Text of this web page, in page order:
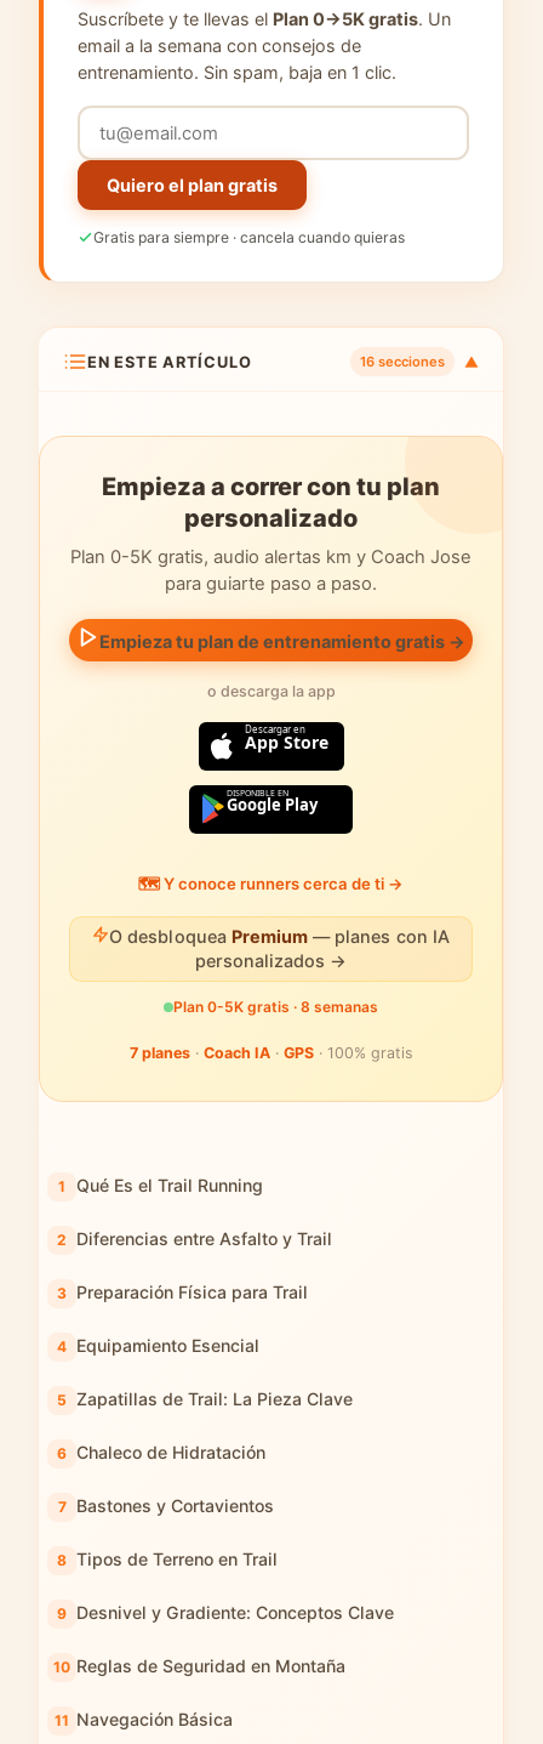
Suscríbete y te llevas el Plan 0→5K gratis. Un
email a la semana con consejos de
entrenamiento. Sin spam, baja en 1 clic.
Quiero el plan gratis
Gratis para siempre · cancela cuando quieras
EN ESTE ARTÍCULO 16 secciones ▼
Empieza a correr con tu plan
personalizado
Plan 0-5K gratis, audio alertas km y Coach Jose
para guiarte paso a paso.
Empieza tu plan de entrenamiento gratis →
o descarga la app
Descargar en
App Store
DISPONIBLE EN
Google Play
🗺️ Y conoce runners cerca de ti →
O desbloquea Premium — planes con IA
personalizados →
Plan 0-5K gratis · 8 semanas
7 planes· Coach IA· GPS· 100% gratis
Qué Es el Trail Running
Diferencias entre Asfalto y Trail
Preparación Física para Trail
Equipamiento Esencial
Zapatillas de Trail: La Pieza Clave
Chaleco de Hidratación
Bastones y Cortavientos
Tipos de Terreno en Trail
Desnivel y Gradiente: Conceptos Clave
Reglas de Seguridad en Montaña
Navegación Básica